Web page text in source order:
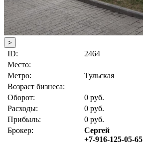
>
ID:
2464
Место:
Метро:
Тульская
Возраст бизнеса:
Оборот:
0 руб.
Расходы:
0 руб.
Прибыль:
0 руб.
Брокер:
Сергей
+7-916-125-05-65